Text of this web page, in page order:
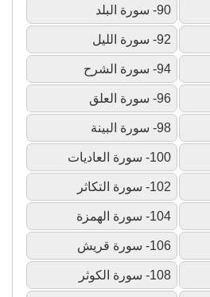
90- سورة البلد
92- سورة الليل
94- سورة الشرح
96- سورة العلق
98- سورة البينة
100- سورة العاديات
102- سورة التكاثر
104- سورة الهمزة
106- سورة قريش
108- سورة الكوثر